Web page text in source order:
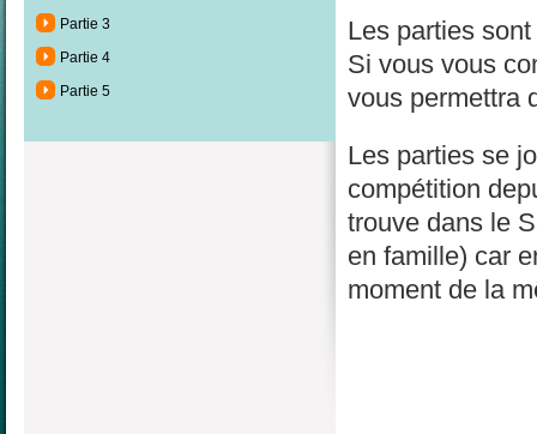
Partie 3
Partie 4
Partie 5
Les parties
Si vous vous
vous permettra
Les parties se
compétition
trouve dans le
en famille) car
moment de la